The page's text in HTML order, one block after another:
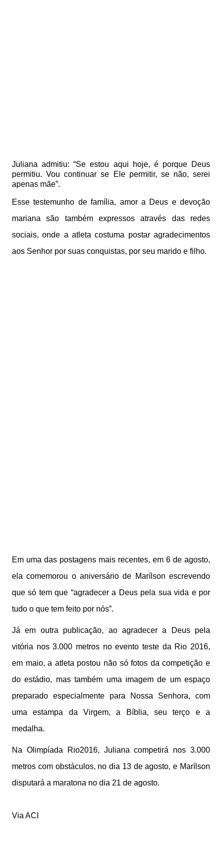
Juliana admitiu: “Se estou aqui hoje, é porque Deus
permitiu. Vou continuar se Ele permitir, se não, serei
apenas mãe”.
Esse testemunho de família, amor a Deus e devoção
mariana são também expressos através das redes
sociais, onde a atleta costuma postar agradecimentos
aos Senhor por suas conquistas, por seu marido e filho.
Em uma das postagens mais recentes, em 6 de agosto,
ela comemorou o aniversário de Marílson escrevendo
que só tem que “agradecer a Deus pela sua vida e por
tudo o que tem feito por nós”.
Já em outra publicação, ao agradecer a Deus pela
vitória nos 3.000 metros no evento teste da Rio 2016,
em maio, a atleta postou não só fotos da competição e
do estádio, mas também uma imagem de um espaço
preparado especialmente para Nossa Senhora, com
uma estampa da Virgem, a Bíblia, seu terço e a
medalha.
Na Olimpíada Rio2016, Juliana competirá nos 3.000
metros com obstáculos, no dia 13 de agosto, e Marílson
disputará a maratona no dia 21 de agosto.
Via ACI